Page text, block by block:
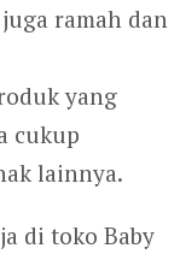
ramah dan
yang
cukup
lainnya.
di toko Baby